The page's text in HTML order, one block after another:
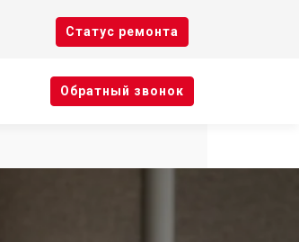
Cтатус ремонта
Oбратный звонок